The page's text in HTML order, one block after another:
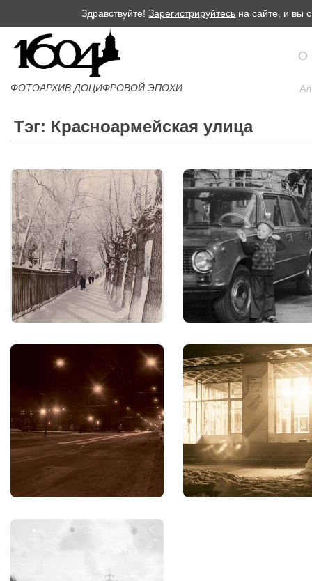
Здравствуйте!Зарегистрируйтесь на сайте, и вы
ФОТОАРХИВ ДОЦИФРОВОЙ ЭПОХИ
О
Тэг: Красноармейская улица